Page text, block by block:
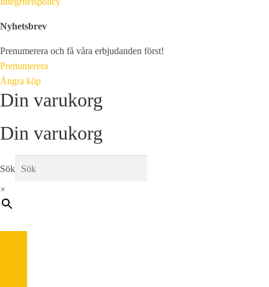
Nyhetsbrev
Prenumerera och få våra erbjudanden först!
Prenumerera
Ångra köp
Din varukorg
Din varukorg
Sök
×